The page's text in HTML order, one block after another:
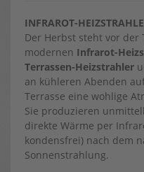
INFRAROT-
Der Herbst steht vor der
modernen Infrarot-
Terrassen-Heizstrahler
an kühleren Abenden
Terrasse eine wohlige
Sie produzieren
direkte Wärme per
kondensfrei) nach dem
Sonnenstrahlung.